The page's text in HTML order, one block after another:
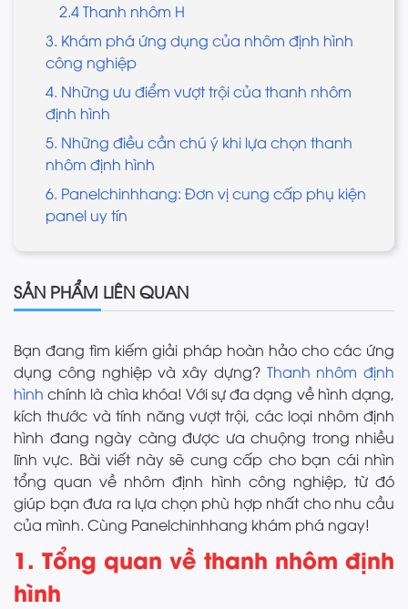
2.4 Thanh nhôm H
3. Khám phá ứng dụng của nhôm định hình
công nghiệp
4. Những ưu điểm vượt trội của thanh nhôm
định hình
5. Những điều cần chú ý khi lựa chọn thanh
nhôm định hình
6. Panelchinhhang: Đơn vị cung cấp phụ kiện
panel uy tín
SẢN PHẨM LIÊN QUAN
Bạn đang tìm kiếm giải pháp hoàn hảo cho các ứng
dụng công nghiệp và xây dựng? Thanh nhôm định
hình chính là chìa khóa! Với sự đa dạng về hình dạng,
kích thước và tính năng vượt trội, các loại nhôm định
hình đang ngày càng được ưa chuộng trong nhiều
lĩnh vực. Bài viết này sẽ cung cấp cho bạn cái nhìn
tổng quan về nhôm định hình công nghiệp, từ đó
giúp bạn đưa ra lựa chọn phù hợp nhất cho nhu cầu
của mình. Cùng Panelchinhhang khám phá ngay!
1. Tổng quan về thanh nhôm định
hình